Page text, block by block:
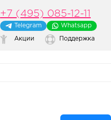
+7 (495) 085-12-11
Telegram Whatsapp
Акции Поддержка